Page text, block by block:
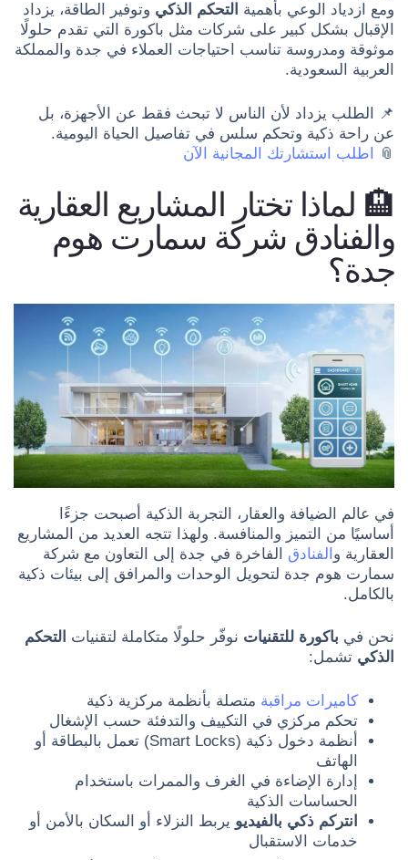
ومع ازدياد الوعي بأهمية التحكم الذكي وتوفير الطاقة، يزداد
الإقبال بشكل كبير على شركات مثل باكورة التي تقدم حلولًا
موثوقة ومدروسة تناسب احتياجات العملاء في جدة والمملكة
العربية السعودية.
📌 الطلب يزداد لأن الناس لا تبحث فقط عن الأجهزة، بل
عن راحة ذكية وتحكم سلس في تفاصيل الحياة اليومية.
📎
اطلب استشارتك المجانية الآن
🏨 لماذا تختار المشاريع العقارية
والفنادق شركة سمارت هوم
جدة؟
في عالم الضيافة والعقار، التجربة الذكية أصبحت جزءًا
أساسيًا من التميز والمنافسة. ولهذا تتجه العديد من المشاريع
العقارية و الفنادق الفاخرة في جدة إلى التعاون مع شركة
سمارت هوم جدة لتحويل الوحدات والمرافق إلى بيئات ذكية
بالكامل.
نحن في باكورة للتقنيات نوفّر حلولًا متكاملة لتقنيات التحكم
الذكي تشمل:
كاميرات مراقبة متصلة بأنظمة مركزية ذكية
تحكم مركزي في التكييف والتدفئة حسب الإشغال
أنظمة دخول ذكية (Smart Locks) تعمل بالبطاقة أو
الهاتف
إدارة الإضاءة في الغرف والممرات باستخدام
الحساسات الذكية
انتركم ذكي بالفيديو يربط النزلاء أو السكان بالأمن أو
خدمات الاستقبال